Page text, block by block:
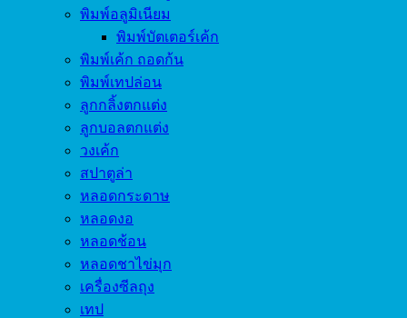
พิมพ์อลูมิเนียม
พิมพ์บัตเตอร์เค้ก
พิมพ์เค้ก ถอดก้น
พิมพ์เทปล่อน
ลูกกลิ้งตกแต่ง
ลูกบอลตกแต่ง
วงเค้ก
สปาตูล่า
หลอดกระดาษ
หลอดงอ
หลอดช้อน
หลอดชาไข่มุก
เครื่องซีลถุง
เทป